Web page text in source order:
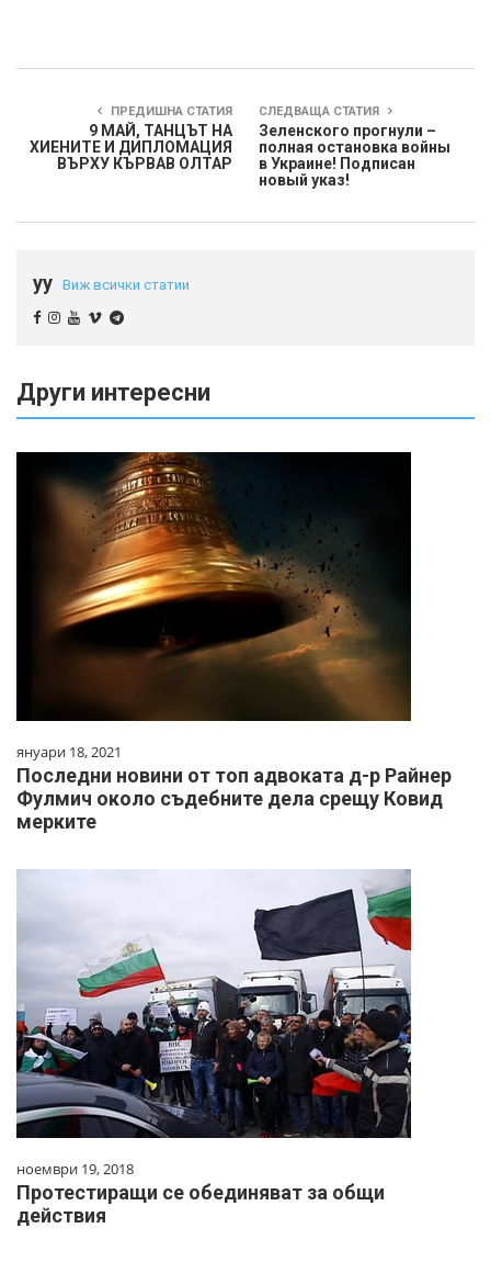
ПРЕДИШНА СТАТИЯ
9 МАЙ, ТАНЦЪТ НА
ХИЕНИТЕ И ДИПЛОМАЦИЯ
ВЪРХУ КЪРВАВ ОЛТАР
СЛЕДВАЩА СТАТИЯ
Зеленского прогнули –
полная остановка войны
в Украине! Подписан
новый указ!
yy Виж всички статии
Други интересни
януари 18, 2021
Последни новини от топ адвоката д-р Райнер
Фулмич около съдебните дела срещу Ковид
мерките
ноември 19, 2018
Протестиращи се обединяват за общи
действия